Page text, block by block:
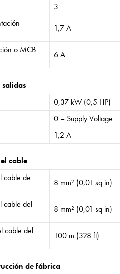
3
1,7 A
o MCB
6 A
salidas
0,37 kW (0,5 HP)
0 – Supply Voltage
1,2 A
cable
cable de
8 mm² (0,01 sq in)
cable del
8 mm² (0,01 sq in)
cable del
100 m (328 ft)
de fábrica